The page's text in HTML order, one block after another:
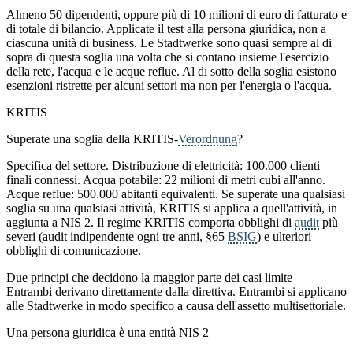
Almeno 50 dipendenti, oppure più di 10 milioni di euro di fatturato e
di totale di bilancio. Applicate il test alla persona giuridica, non a
ciascuna unità di business. Le Stadtwerke sono quasi sempre al di
sopra di questa soglia una volta che si contano insieme l'esercizio
della rete, l'acqua e le acque reflue. Al di sotto della soglia esistono
esenzioni ristrette per alcuni settori ma non per l'energia o l'acqua.
KRITIS
Superate una soglia della KRITIS-Verordnung?
Specifica del settore. Distribuzione di elettricità: 100.000 clienti
finali connessi. Acqua potabile: 22 milioni di metri cubi all'anno.
Acque reflue: 500.000 abitanti equivalenti. Se superate una qualsiasi
soglia su una qualsiasi attività, KRITIS si applica a quell'attività, in
aggiunta a NIS 2. Il regime KRITIS comporta obblighi di audit più
severi (audit indipendente ogni tre anni, §65 BSIG) e ulteriori
obblighi di comunicazione.
Due principi che decidono la maggior parte dei casi limite
Entrambi derivano direttamente dalla direttiva. Entrambi si applicano
alle Stadtwerke in modo specifico a causa dell'assetto multisettoriale.
Una persona giuridica è una entità NIS 2